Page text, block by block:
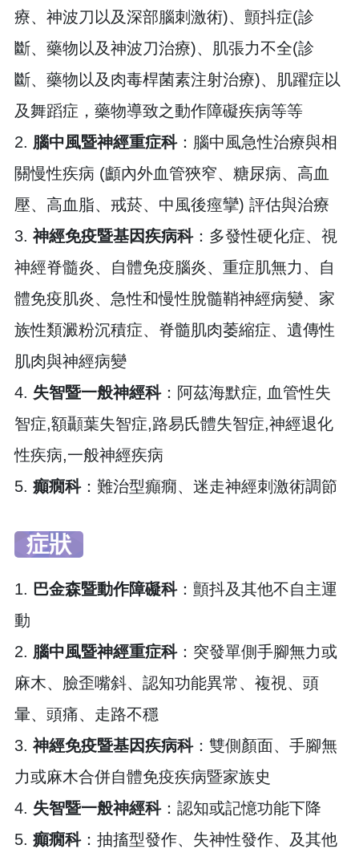
療、神波刀以及深部腦刺激術)、顫抖症(診
斷、藥物以及神波刀治療)、肌張力不全(診
斷、藥物以及肉毒桿菌素注射治療)、肌躍症以
及舞蹈症，藥物導致之動作障礙疾病等等
2. 腦中風暨神經重症科：腦中風急性治療與相
關慢性疾病 (顱內外血管狹窄、糖尿病、高血
壓、高血脂、戒菸、中風後痙攣) 評估與治療
3.神經免疫暨基因疾病科：多發性硬化症、視
神經脊髓炎、自體免疫腦炎、重症肌無力、自
體免疫肌炎、急性和慢性脫髓鞘神經病變、家
族性類澱粉沉積症、脊髓肌肉萎縮症、遺傳性
肌肉與神經病變
4. 失智暨一般神經科：阿茲海默症, 血管性失
智症,額顳葉失智症,路易氏體失智症,神經退化
性疾病,一般神經疾病
5. 癲癇科：難治型癲癇、迷走神經刺激術調節
症狀
1. 巴金森暨動作障礙科：顫抖及其他不自主運
動
2. 腦中風暨神經重症科：突發單側手腳無力或
麻木、臉歪嘴斜、認知功能異常、複視、頭
暈、頭痛、走路不穩
3.神經免疫暨基因疾病科：雙側顏面、手腳無
力或麻木合併自體免疫疾病暨家族史
4. 失智暨一般神經科：認知或記憶功能下降
5. 癲癇科：抽搐型發作、失神性發作、及其他